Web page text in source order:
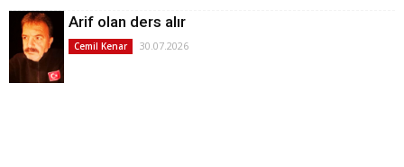
Arif olan ders alır
Cemil Kenar 30.07.2026